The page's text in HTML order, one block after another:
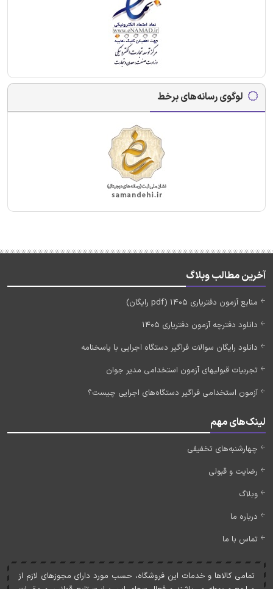
لوگوی رسانه‌های برخط
آخرین مطالب وبلاگ
منابع آزمون دفتریاری 1405 (pdf رایگان)
دانلود دفترچه آزمون دفتریاری 1405
دانلود رایگان سوالات فراگیر دستگاه اجرایی با پاسخنامه
تجربیات قبولیهای آزمون استخدامی مدیر جوان
آزمون استخدامی فراگیر دستگاه‌های اجرایی چیست؟
لینک‌های مهم
چهارشنبه‌های تخفیفی
رضایت و قبولی
وبلاگ
درباره ما
تماس با ما
تمامی کالاها و خدمات اين فروشگاه، حسب مورد دارای مجوزهای لازم از